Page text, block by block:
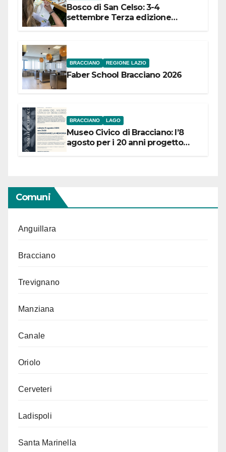
Bosco di San Celso: 3-4
settembre Terza edizione
BRACCIANO REGIONE LAZIO
Faber School Bracciano 2026
BRACCIANO LAGO
Museo Civico di Bracciano: l’8
agosto per i 20 anni progetto
Comuni
Anguillara
Bracciano
Trevignano
Manziana
Canale
Oriolo
Cerveteri
Ladispoli
Santa Marinella